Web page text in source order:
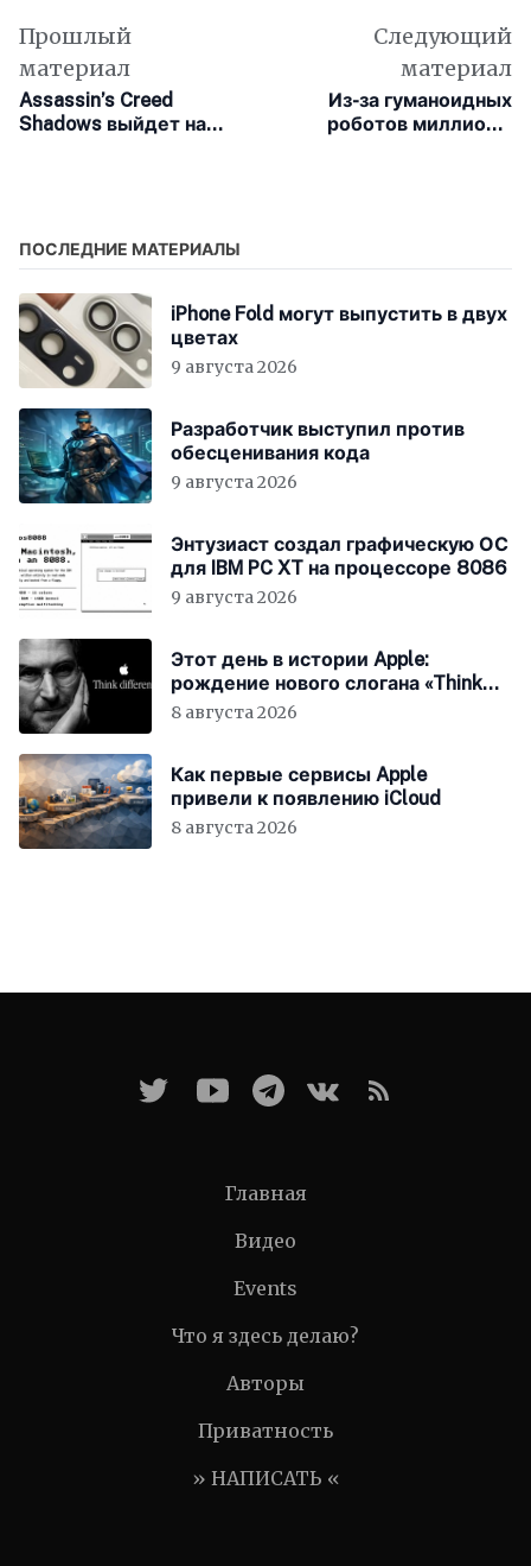
Прошлый
материал
Assassin’s Creed
Shadows выйдет на
Следующий
материал
Из-за гуманоидных
роботов миллионы
ПОСЛЕДНИЕ МАТЕРИАЛЫ
iPhone Fold могут выпустить в двух
цветах
9 августа 2026
Разработчик выступил против
обесценивания кода
9 августа 2026
Энтузиаст создал графическую ОС
для IBM PC XT на процессоре 8086
9 августа 2026
Этот день в истории Apple:
рождение нового слогана «Think
Different»
8 августа 2026
Как первые сервисы Apple
привели к появлению iCloud
8 августа 2026
Главная
Видео
Events
Что я здесь делаю?
Авторы
Приватность
» НАПИСАТЬ «